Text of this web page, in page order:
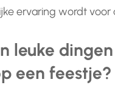
ervaring wordt voor
leuke
een feestje?